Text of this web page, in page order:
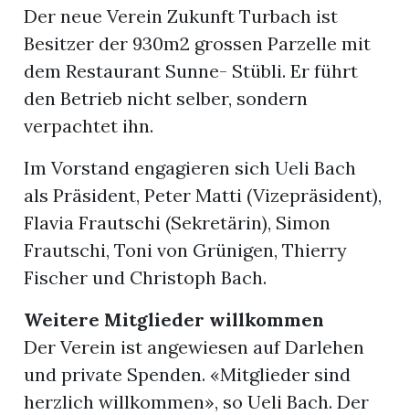
Der neue Verein Zukunft Turbach ist
Besitzer der 930m2 grossen Parzelle mit
dem Restaurant Sunne- Stübli. Er führt
den Betrieb nicht selber, sondern
verpachtet ihn.
Im Vorstand engagieren sich Ueli Bach
als Präsident, Peter Matti (Vizepräsident),
Flavia Frautschi (Sekretärin), Simon
Frautschi, Toni von Grünigen, Thierry
Fischer und Christoph Bach.
Weitere Mitglieder willkommen
Der Verein ist angewiesen auf Darlehen
und private Spenden. «Mitglieder sind
herzlich willkommen», so Ueli Bach. Der